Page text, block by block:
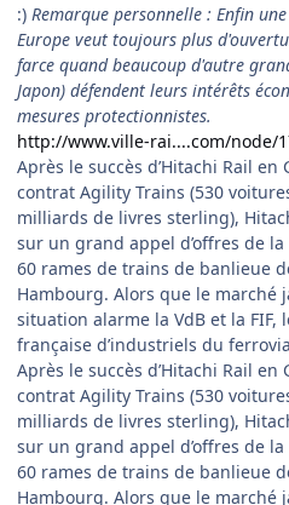
:) Remarque personnelle : Enfin
Europe veut toujours plus
farce quand beaucoup d'autre
Japon) défendent leurs intérêts
mesures protectionnistes.
http://www.ville-rai....com/node/
Après le succès d’Hitachi Rail
contrat Agility Trains (530
milliards de livres sterling),
sur un grand appel d’offres de
60 rames de trains de banlieue
Hambourg. Alors que le marché
situation alarme la VdB et la
française d’industriels du
Après le succès d’Hitachi Rail
contrat Agility Trains (530
milliards de livres sterling),
sur un grand appel d’offres de
60 rames de trains de banlieue
Hambourg. Alors que le marché